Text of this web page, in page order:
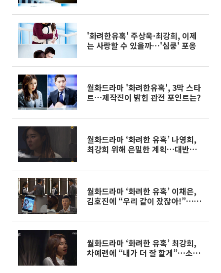
'화려한유혹' 주상욱·최강희, 이제
는 사랑할 수 있을까…'심쿵' 포옹
월화드라마 '화려한유혹', 3막 스타
트…제작진이 밝힌 관전 포인트는?
월화드라마 ‘화려한 유혹’ 나영희,
최강희 위해 은밀한 계획…대반전
월화드라마 ‘화려한 유혹’ 이채은,
김호진에 “우리 같이 잤잖아!”…차
월화드라마 ‘화려한 유혹’ 최강희,
차예련에 “내가 더 잘 할게”…소름